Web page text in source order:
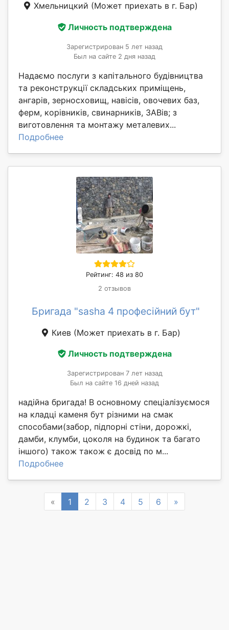
Хмельницкий (Может приехать в г. Бар)
Личность подтверждена
Зарегистрирован 5 лет назад
Был на сайте 2 дня назад
Надаємо послуги з капітального будівництва
та реконструкції складських приміщень,
ангарів, зерносховищ, навісів, овочевих баз,
ферм, корівників, свинарників, ЗАВів; з
виготовлення та монтажу металевих...
Подробнее
Рейтинг: 48 из 80
2 отзывов
Бригада "sasha 4 професійний бут"
Киев (Может приехать в г. Бар)
Личность подтверждена
Зарегистрирован 7 лет назад
Был на сайте 16 дней назад
надійна бригада! В основному спеціалізуємося
на кладці каменя бут різними на смак
способами(забор, підпорні стіни, дорожкі,
дамби, клумби, цоколя на будинок та багато
іншого) також також є досвід по м...
Подробнее
« Previous
1 2 3 4 5 6 »